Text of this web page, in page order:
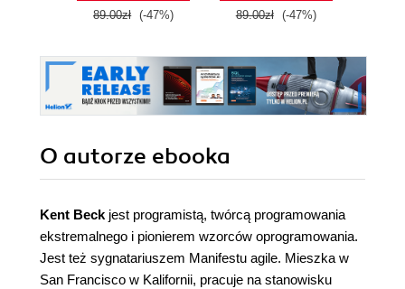
89.00zł (-47%) 89.00zł (-47%)
O autorze ebooka
Kent Beckjest programistą, twórcą programowania
ekstremalnego i pionierem wzorców oprogramowania.
Jest też sygnatariuszem Manifestu agile. Mieszka w
San Francisco w Kalifornii, pracuje na stanowisku